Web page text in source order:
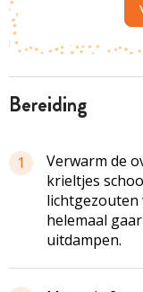
bereiding
1
Verwarm de
krieltjes
lichtgezouten
helemaal
uitdampen.